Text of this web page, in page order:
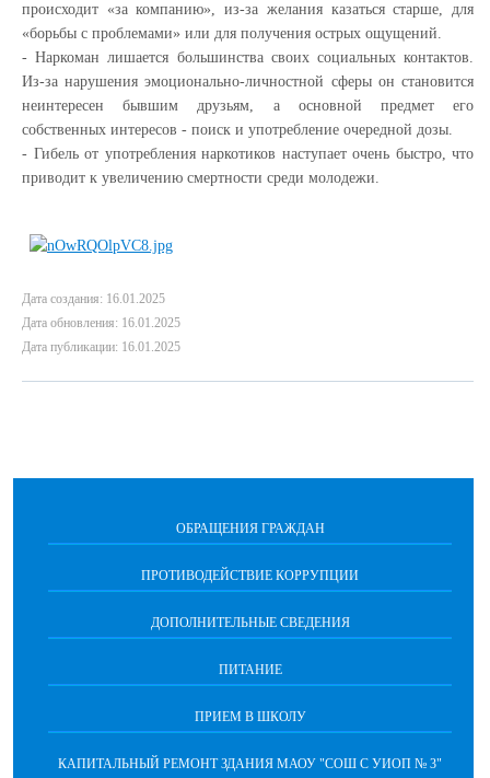
происходит «за компанию», из-за желания казаться старше, для
«борьбы с проблемами» или для получения острых ощущений.
- Наркоман лишается большинства своих социальных контактов.
Из-за нарушения эмоционально-личностной сферы он становится
неинтересен бывшим друзьям, а основной предмет его
собственных интересов - поиск и употребление очередной дозы.
- Гибель от употребления наркотиков наступает очень быстро, что
приводит к увеличению смертности среди молодежи.
Дата создания: 16.01.2025
Дата обновления: 16.01.2025
Дата публикации: 16.01.2025
ОБРАЩЕНИЯ ГРАЖДАН
ПРОТИВОДЕЙСТВИЕ КОРРУПЦИИ
ДОПОЛНИТЕЛЬНЫЕ СВЕДЕНИЯ
ПИТАНИЕ
ПРИЕМ В ШКОЛУ
КАПИТАЛЬНЫЙ РЕМОНТ ЗДАНИЯ МАОУ "СОШ С УИОП № 3"